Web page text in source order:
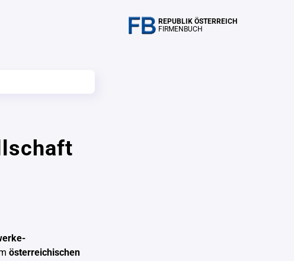
REPUBLIK ÖSTERREICH
FIRMENBUCH
österreichischen